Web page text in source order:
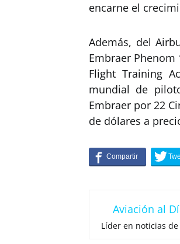
encarne el
Además, del
Embraer Phenom
Flight Training
mundial de
Embraer por 22
de dólares a
Aviación al
Líder en noticias